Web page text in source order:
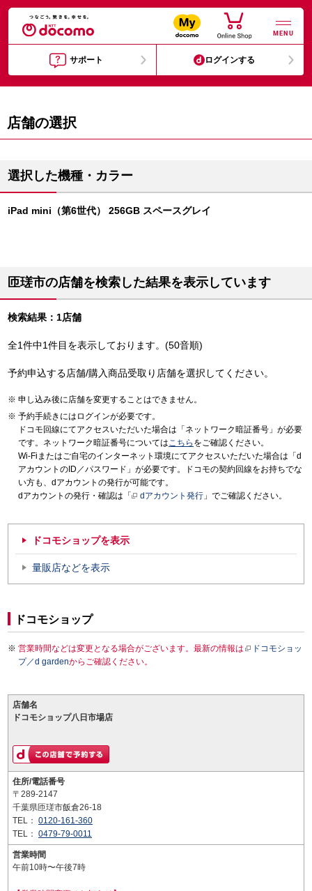
MENU
サポート ログインする
店舗の選択
選択した機種・カラー
iPad mini（第6世代） 256GB スペースグレイ
匝瑳市の店舗を検索した結果を表示しています
検索結果：1店舗
全1件中1件目を表示しております。(50音順)
予約申込する店舗/購入商品受取り店舗を選択してください。
申し込み後に店舗を変更することはできません。
予約手続きにはログインが必要です。
ドコモ回線にてアクセスいただいた場合は「ネットワーク暗証番号」が必要
です。ネットワーク暗証番号についてはこちら をご確認ください。
Wi-Fiまたはご自宅のインターネット環境にてアクセスいただいた場合は「d
アカウントのID／パスワード」が必要です。ドコモの契約回線をお持ちでな
い方も、dアカウントの発行が可能です。
dアカウントの発行・確認は「
dアカウント発行 」でご確認ください。
ドコモショップを表示
量販店などを表示
ドコモショップ
営業時間などは変更となる場合がございます。最新の情報は
ドコモショッ
プ／d gardenからご確認ください。
店舗名
ドコモショップ八日市場店
住所/電話番号
〒289-2147
千葉県匝瑳市飯倉26-18
TEL： 0120-161-360
TEL： 0479-79-0011
営業時間
午前10時〜午後7時